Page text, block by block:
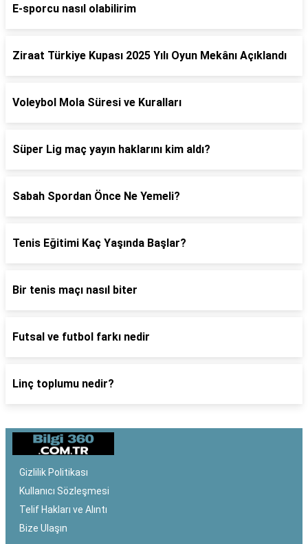
E-sporcu nasıl olabilirim
Ziraat Türkiye Kupası 2025 Yılı Oyun Mekânı Açıklandı
Voleybol Mola Süresi ve Kuralları
Süper Lig maç yayın haklarını kim aldı?
Sabah Spordan Önce Ne Yemeli?
Tenis Eğitimi Kaç Yaşında Başlar?
Bir tenis maçı nasıl biter
Futsal ve futbol farkı nedir
Linç toplumu nedir?
Gizlilik Politikası
Kullanıcı Sözleşmesi
Telif Hakları ve Alıntı
Bize Ulaşın